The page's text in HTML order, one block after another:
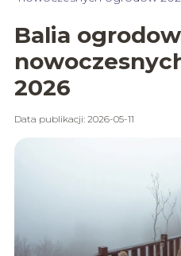
Balia
2026
Data publikacji: 2026-05-11